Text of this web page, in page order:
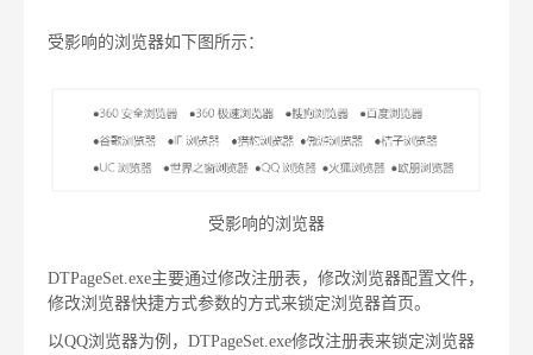
受影响的浏览器如下图所示：
受影响的浏览器
DTPageSet.exe主要通过修改注册表，修改浏览器配置文件，
修改浏览器快捷方式参数的方式来锁定浏览器首页。
以QQ浏览器为例，DTPageSet.exe修改注册表来锁定浏览器